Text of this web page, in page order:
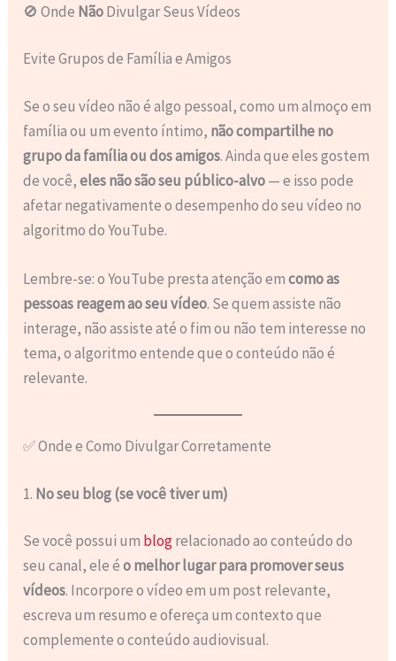
🚫 Onde NãoDivulgar Seus Vídeos
Evite Grupos de Família e Amigos
Se o seu vídeo não é algo pessoal, como um almoço em
família ou um evento íntimo, não compartilhe no
grupo da família ou dos amigos. Ainda que eles gostem
de você,eles não são seu público-alvo— e isso pode
afetar negativamente o desempenho do seu vídeo no
algoritmo do YouTube.
Lembre-se: o YouTube presta atenção emcomo as
pessoas reagem ao seu vídeo. Se quem assiste não
interage, não assiste até o fim ou não tem interesse no
tema, o algoritmo entende que o conteúdo não é
relevante.
✅ Onde e Como Divulgar Corretamente
1. No seu blog (se você tiver um)
Se você possui um blogrelacionado ao conteúdo do
seu canal, ele éo melhor lugar para promover seus
vídeos. Incorpore o vídeo em um post relevante,
escreva um resumo e ofereça um contexto que
complemente o conteúdo audiovisual.